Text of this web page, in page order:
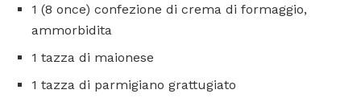
1 (8 once) confezione di crema di formaggio,
ammorbidita
1 tazza di maionese
1 tazza di parmigiano grattugiato